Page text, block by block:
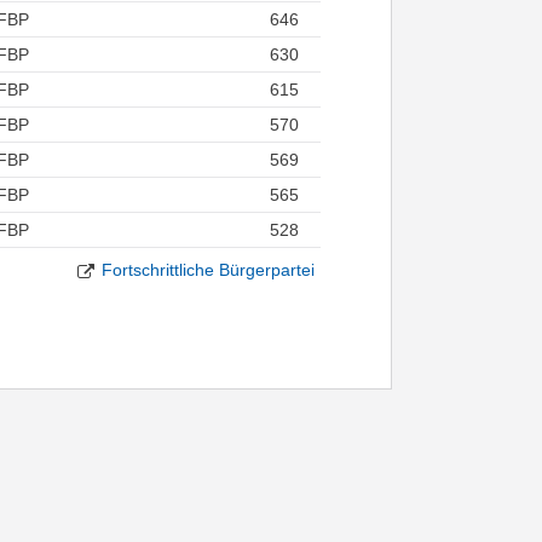
646
630
615
570
569
565
528
Fortschrittliche Bürgerpartei